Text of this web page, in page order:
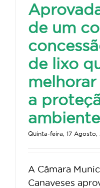
de um
de lixo
a
ambiente
Quinta-feira, 17 Agosto,
A Câmara
Canaveses